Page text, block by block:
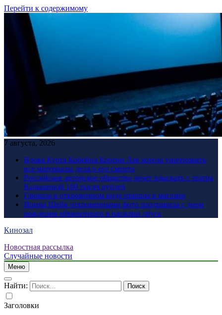
Перейти к содержимому
7 августа, 2026
Вдова Курта Кобейна Кортни Лав хотела уничтожить
все материалы дела о его смерти
Российское авторское общество хочет взыскать с театра
Кадышевой 100 тысяч рублей
Глюкоза в откровенном виде пришла в магазин
Ирина Шейк откровенными фото поздравила с днем
рождения обвиненного в насилии друга
Кинозал
Новостная рассылка
Случайные новости
Меню
Найти:
Заголовки